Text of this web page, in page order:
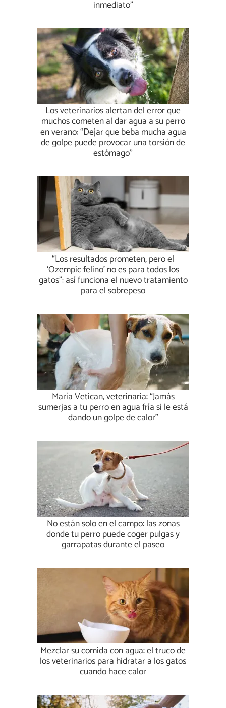
inmediato”
Los veterinarios alertan del error que
muchos cometen al dar agua a su perro
en verano: “Dejar que beba mucha agua
de golpe puede provocar una torsión de
estómago”
“Los resultados prometen, pero el
‘Ozempic felino’ no es para todos los
gatos”: así funciona el nuevo tratamiento
para el sobrepeso
María Vetican, veterinaria: “Jamás
sumerjas a tu perro en agua fría si le está
dando un golpe de calor”
No están solo en el campo: las zonas
donde tu perro puede coger pulgas y
garrapatas durante el paseo
Mezclar su comida con agua: el truco de
los veterinarios para hidratar a los gatos
cuando hace calor